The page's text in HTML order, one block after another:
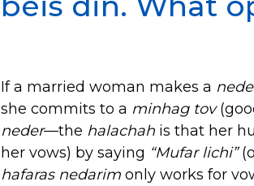
If a married woman makes a
she commits to a minhag tov
neder—the halachah is that her
her vows) by saying “Mufar lichi”
hafaras nedarim only works for